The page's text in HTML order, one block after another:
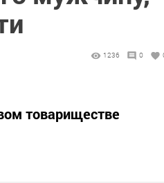
1236 0
товариществе